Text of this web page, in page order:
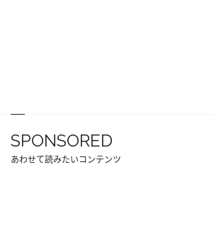
SPONSORED
あわせて読みたいコンテンツ